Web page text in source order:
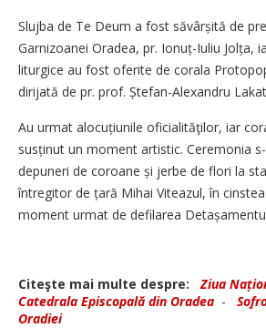
Slujba de Te Deum a fost săvârșită de
Garnizoanei Oradea, pr. Ionuț-Iuliu Jolța,
liturgice au fost oferite de corala
dirijată de pr. prof. Ștefan-Alexandru
Au urmat alocuțiunile oficialităţilor, iar
susținut un moment artistic. Ceremonia
depuneri de coroane și jerbe de flori la
întregitor de țară Mihai Viteazul, în
moment urmat de defilarea
Citeşte mai multe despre: Ziua
Catedrala Episcopală din Oradea -
Oradiei